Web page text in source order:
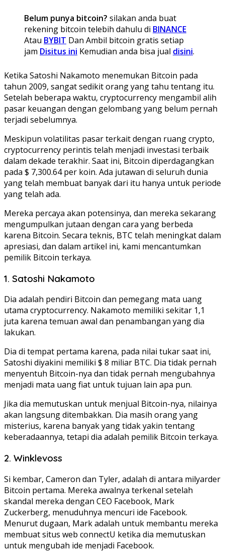
Belum punya bitcoin? silakan anda buat
rekening bitcoin telebih dahulu di BINANCE
Atau BYBIT Dan Ambil bitcoin gratis setiap
jam Disitus ini Kemudian anda bisa jual disini.
Ketika Satoshi Nakamoto menemukan Bitcoin pada
tahun 2009, sangat sedikit orang yang tahu tentang itu.
Setelah beberapa waktu, cryptocurrency mengambil alih
pasar keuangan dengan gelombang yang belum pernah
terjadi sebelumnya.
Meskipun volatilitas pasar terkait dengan ruang crypto,
cryptocurrency perintis telah menjadi investasi terbaik
dalam dekade terakhir. Saat ini, Bitcoin diperdagangkan
pada $ 7,300.64 per koin. Ada jutawan di seluruh dunia
yang telah membuat banyak dari itu hanya untuk periode
yang telah ada.
Mereka percaya akan potensinya, dan mereka sekarang
mengumpulkan jutaan dengan cara yang berbeda
karena Bitcoin. Secara teknis, BTC telah meningkat dalam
apresiasi, dan dalam artikel ini, kami mencantumkan
pemilik Bitcoin terkaya.
1. Satoshi Nakamoto
Dia adalah pendiri Bitcoin dan pemegang mata uang
utama cryptocurrency. Nakamoto memiliki sekitar 1,1
juta karena temuan awal dan penambangan yang dia
lakukan.
Dia di tempat pertama karena, pada nilai tukar saat ini,
Satoshi diyakini memiliki $ 8 miliar BTC. Dia tidak pernah
menyentuh Bitcoin-nya dan tidak pernah mengubahnya
menjadi mata uang fiat untuk tujuan lain apa pun.
Jika dia memutuskan untuk menjual Bitcoin-nya, nilainya
akan langsung ditembakkan. Dia masih orang yang
misterius, karena banyak yang tidak yakin tentang
keberadaannya, tetapi dia adalah pemilik Bitcoin terkaya.
2. Winklevoss
Si kembar, Cameron dan Tyler, adalah di antara milyarder
Bitcoin pertama. Mereka awalnya terkenal setelah
skandal mereka dengan CEO Facebook, Mark
Zuckerberg, menuduhnya mencuri ide Facebook.
Menurut dugaan, Mark adalah untuk membantu mereka
membuat situs web connectU ketika dia memutuskan
untuk mengubah ide menjadi Facebook.